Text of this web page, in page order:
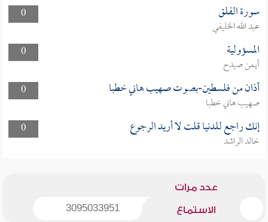
0
سورة الفلق
عبد الله الخليفي
0
المسؤولية
أيمن صيدح
0
أذان من فلسطين-بصوت صهيب هاني خطبا
صهيب هاني خطبا
0
إنك راجع للدنيا قلت لا أريد الرجوع
خالد الراشد
عدد مرات
الاستماع 3095033951